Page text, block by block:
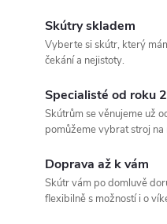
Skútry skladem
Vyberte si skútr, který
čekání a nejistoty.
Specialisté od roku
Skútrům se věnujeme už
pomůžeme vybrat stroj na
Doprava až k vám
Skútr vám po domluvě
flexibilně s možností i o